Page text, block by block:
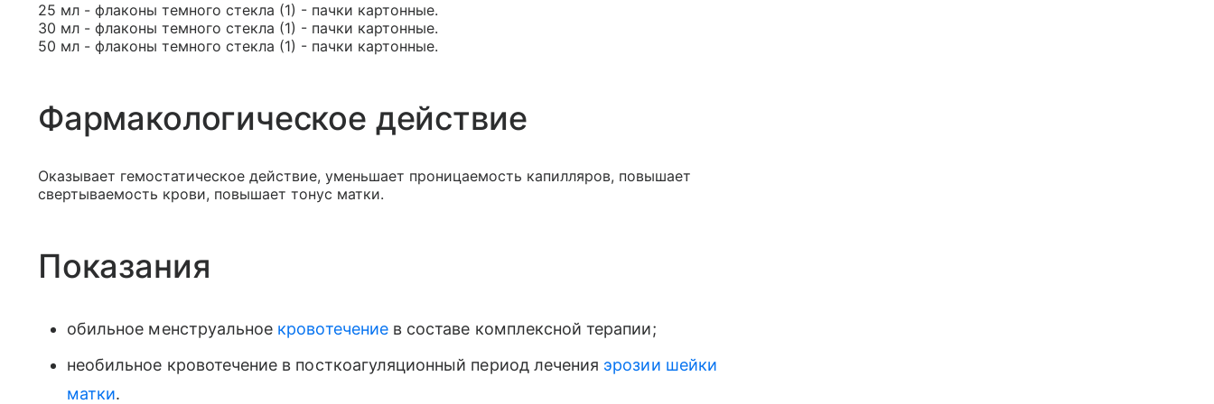
25 мл - флаконы темного стекла (1) - пачки картонные.
30 мл - флаконы темного стекла (1) - пачки картонные.
50 мл - флаконы темного стекла (1) - пачки картонные.
Фармакологическое действие
Оказывает гемостатическое действие, уменьшает проницаемость капилляров, повышает
свертываемость крови, повышает тонус матки.
Показания
обильное менструальное кровотечениев составе комплексной терапии;
необильное кровотечение в посткоагуляционный период лечения эрозии шейки
матки.